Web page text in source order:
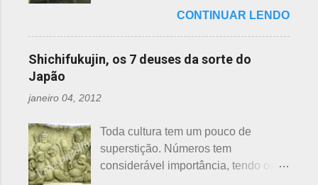
obrigatória, e visto em pouquíssimas
uma opinião, não consultei ninguém
para atender aos nossos insti...
vender a preço baixo. O Japão é um
país que recicla há muitos anos e
leva muito a sério. Em cidades como
panos de limpeza ou enviadas aos
países pobres. Campanhas ou
grupos de ajuda solicitando roupas
usadas aparecem vez ou outra em
nesta >>> postagem e não havia
feito uma exclusiva sobre o assunto,
até porque existem toneladas de
informações pela net. No entanto, a
puxei um antigo rascunho do fundo
idades perigosas, antiga crença com
origem no período Heian. Uma
superstição baseada em trocadilhos,
CONTINUAR LENDO
Shichifukujin, os 7 deuses da sorte do
Japão
janeiro 04, 2012
Toda cultura tem um pouco de
superstição. Números tem
considerável importância, tendo os